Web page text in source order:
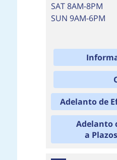
SAT 8AM-8PM
SUN 9AM-6PM
Adelanto de
Adelanto
a